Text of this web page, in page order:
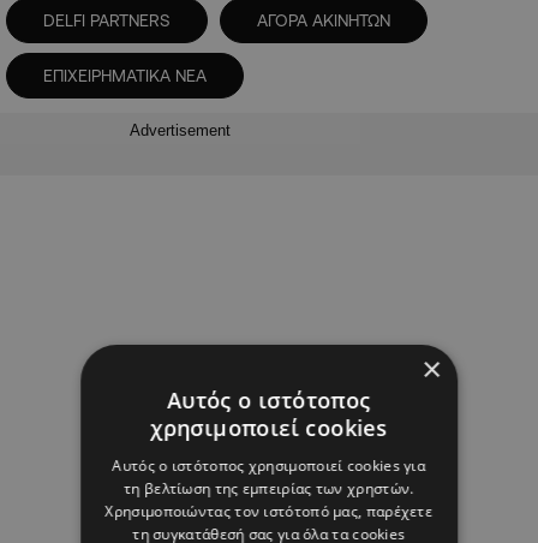
DELFI PARTNERS ΑΓΟΡΑ ΑΚΙΝΗΤΩΝ
ΕΠΙΧΕΙΡΗΜΑΤΙΚΑ ΝΕΑ
Advertisement
×
Αυτός ο ιστότοπος
χρησιμοποιεί cookies
Αυτός ο ιστότοπος χρησιμοποιεί cookies για
τη βελτίωση της εμπειρίας των χρηστών.
Χρησιμοποιώντας τον ιστότοπό μας, παρέχετε
τη συγκατάθεσή σας για όλα τα cookies